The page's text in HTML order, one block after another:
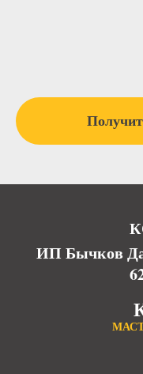
ИП Бычков